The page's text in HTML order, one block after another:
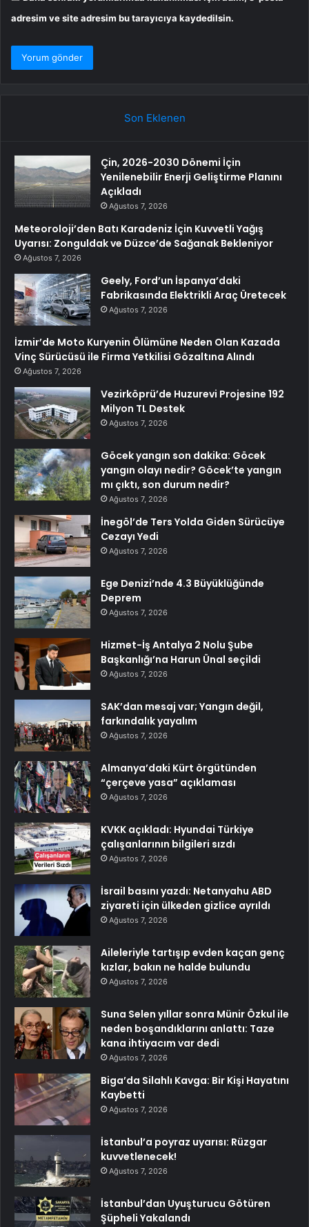
adresim ve site adresim bu tarayıcıya kaydedilsin.
Son Eklenen
Çin, 2026-2030 Dönemi İçin
Yenilenebilir Enerji Geliştirme Planını
Açıkladı
Ağustos 7, 2026
Meteoroloji’den Batı Karadeniz İçin Kuvvetli Yağış
Uyarısı: Zonguldak ve Düzce’de Sağanak Bekleniyor
Ağustos 7, 2026
Geely, Ford’un İspanya’daki
Fabrikasında Elektrikli Araç Üretecek
Ağustos 7, 2026
İzmir’de Moto Kuryenin Ölümüne Neden Olan Kazada
Vinç Sürücüsü ile Firma Yetkilisi Gözaltına Alındı
Ağustos 7, 2026
Vezirköprü’de Huzurevi Projesine 192
Milyon TL Destek
Ağustos 7, 2026
Göcek yangın son dakika: Göcek
yangın olayı nedir? Göcek’te yangın
mı çıktı, son durum nedir?
Ağustos 7, 2026
İnegöl’de Ters Yolda Giden Sürücüye
Cezayı Yedi
Ağustos 7, 2026
Ege Denizi’nde 4.3 Büyüklüğünde
Deprem
Ağustos 7, 2026
Hizmet-İş Antalya 2 Nolu Şube
Başkanlığı’na Harun Ünal seçildi
Ağustos 7, 2026
SAK’dan mesaj var; Yangın değil,
farkındalık yayalım
Ağustos 7, 2026
Almanya’daki Kürt örgütünden
“çerçeve yasa” açıklaması
Ağustos 7, 2026
KVKK açıkladı: Hyundai Türkiye
çalışanlarının bilgileri sızdı
Ağustos 7, 2026
İsrail basını yazdı: Netanyahu ABD
ziyareti için ülkeden gizlice ayrıldı
Ağustos 7, 2026
Aileleriyle tartışıp evden kaçan genç
kızlar, bakın ne halde bulundu
Ağustos 7, 2026
Suna Selen yıllar sonra Münir Özkul ile
neden boşandıklarını anlattı: Taze
kana ihtiyacım var dedi
Ağustos 7, 2026
Biga’da Silahlı Kavga: Bir Kişi Hayatını
Kaybetti
Ağustos 7, 2026
İstanbul’a poyraz uyarısı: Rüzgar
kuvvetlenecek!
Ağustos 7, 2026
İstanbul’dan Uyuşturucu Götüren
Şüpheli Yakalandı